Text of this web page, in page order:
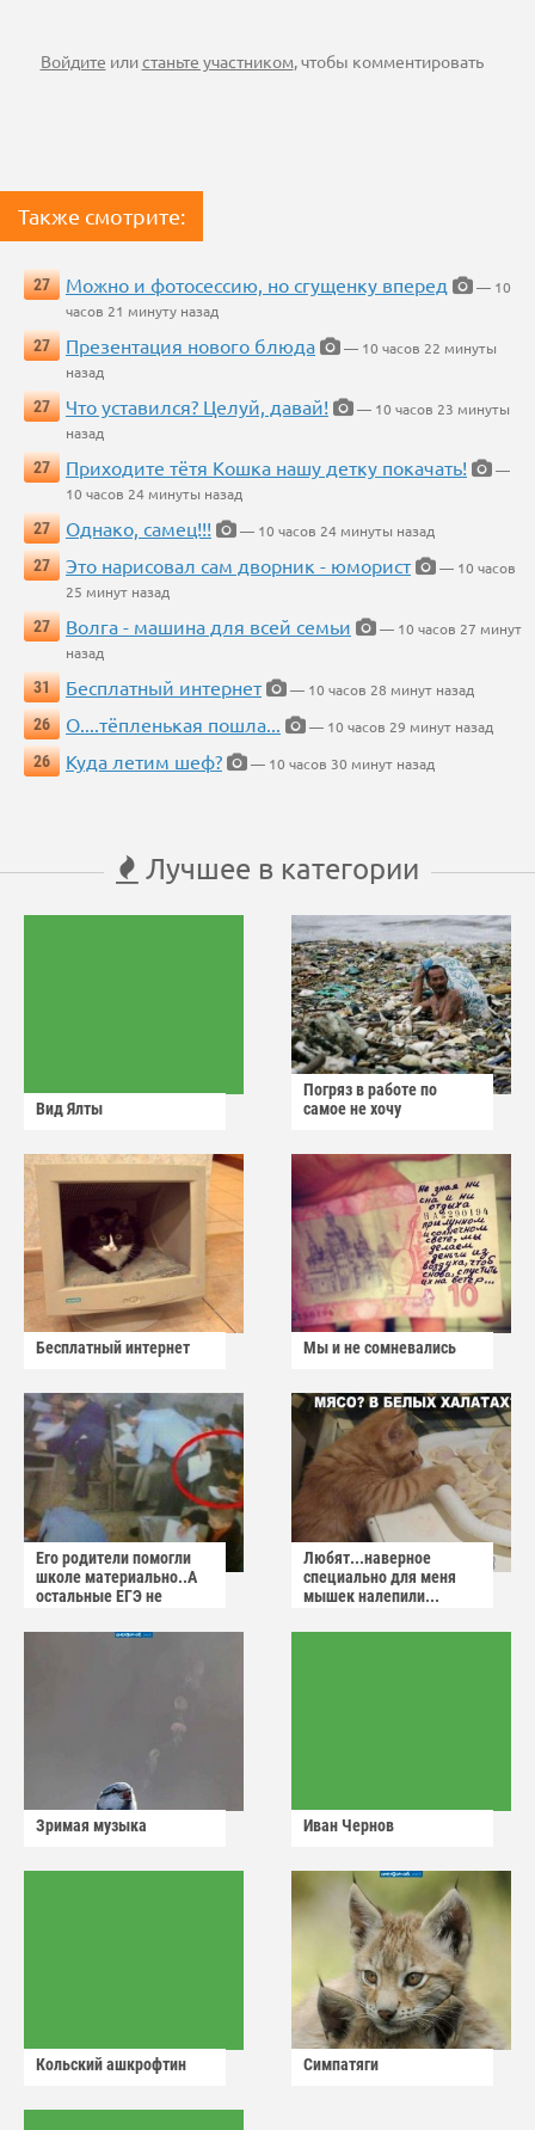
Войдите илистаньте участником, чтобы комментировать
Также смотрите:
27 Можно и фотосессию, но сгущенку вперед
— 10
часов 21 минуту назад
27
Презентация нового блюда
— 10 часов 22 минуты
назад
27
Что уставился? Целуй, давай!
— 10 часов 23 минуты
назад
27
Приходите тётя Кошка нашу детку покачать!
—
10 часов 24 минуты назад
27
Однако, самец!!!
— 10 часов 24 минуты назад
27
Это нарисовал сам дворник - юморист
— 10 часов
25 минут назад
27
Волга - машина для всей семьи
— 10 часов 27 минут
назад
31
Бесплатный интернет
— 10 часов 28 минут назад
26
О....тёпленькая пошла...
— 10 часов 29 минут назад
26
Куда летим шеф? — 10 часов 30 минут назад
Лучшее в категории
Вид Ялты
Погряз в работе по
самое не хочу
Бесплатный интернет Мы и не сомневались
Его родители помогли
школе материально..А
остальные ЕГЭ не
Любят...наверное
специально для меня
мышек налепили...
Зримая музыка Иван Чернов
Кольский ашкрофтин Симпатяги